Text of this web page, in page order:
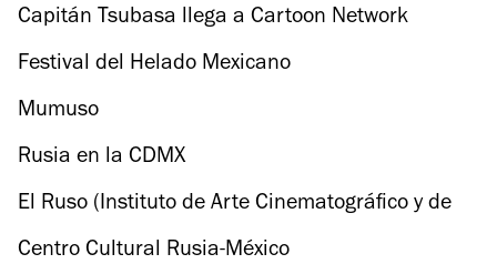
Capitán Tsubasa llega a Cartoon Network
Festival del Helado Mexicano
Mumuso
Rusia en la CDMX
El Ruso (Instituto de Arte Cinematográfico y de
Actuación)
Centro Cultural Rusia-México